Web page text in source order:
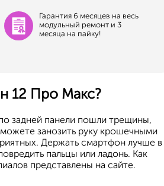
Гарантия 6 месяцев на весь
модульный ремонт и 3
месяца на пайку!
12 Про Макс?
задней панели пошли трещины,
занозить руку крошечными
Держать смартфон лучше в
пальцы или ладонь. Как
представлены на сайте.